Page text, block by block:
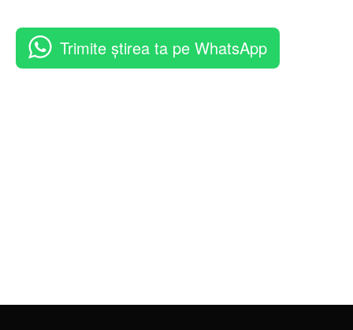
Trimite știrea ta pe WhatsApp